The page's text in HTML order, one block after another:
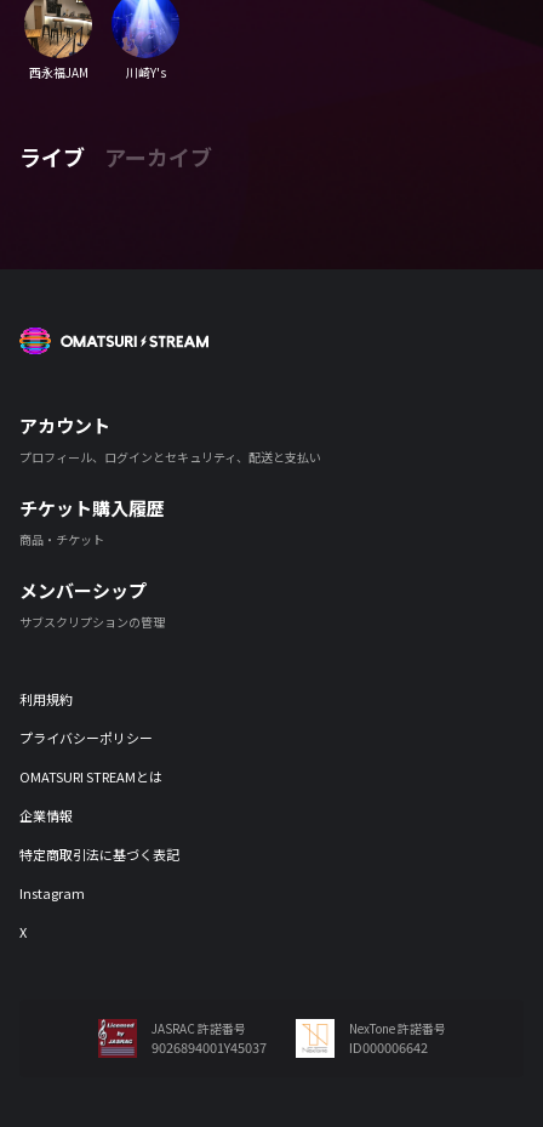
西永福JAM 川崎Y's
ライブ アーカイブ
アカウント
プロフィール、ログインとセキュリティ、配送と支払い
チケット購入履歴
商品・チケット
メンバーシップ
サブスクリプションの管理
利用規約
プライバシーポリシー
OMATSURI STREAMとは
企業情報
特定商取引法に基づく表記
Instagram
X
JASRAC 許諾番号
9026894001Y45037
NexTone 許諾番号
ID000006642